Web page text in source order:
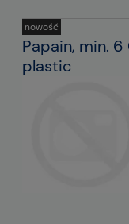
Papain, min.
plastic
nowość